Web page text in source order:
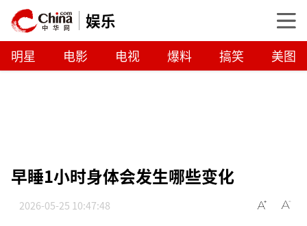
娱乐
明星 电影 电视 爆料 搞笑 美图
早睡1小时身体会发生哪些变化
2026-05-25 10:47:48